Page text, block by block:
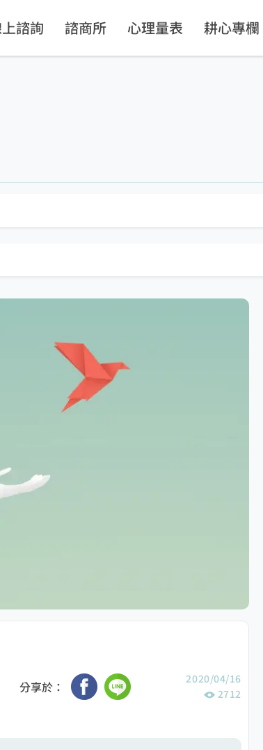
諮詢 諮商所 心理量表 耕心專欄
分享於：
2020/04/16
2712